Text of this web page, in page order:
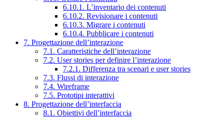
6.10.1. L’inventario dei contenuti
6.10.2. Revisionare i contenuti
6.10.3. Migrare i contenuti
6.10.4. Pubblicare i contenuti
7. Progettazione dell’interazione
7.1. Caratteristiche dell’interazione
7.2. User stories per definire l’interazione
7.2.1. Differenza tra scenari e user stories
7.3. Flussi di interazione
7.4. Wireframe
7.5. Prototipi interattivi
8. Progettazione dell’interfaccia
8.1. Obiettivi dell’interfaccia